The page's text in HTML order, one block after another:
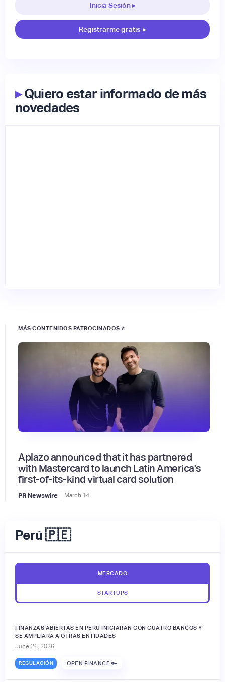
Inicia Sesión ▸
Registrarme gratis ▸
▸Quiero estar informado de más
novedades
MÁS CONTENIDOS PATROCINADOS ⭐
Aplazo announced that it has partnered
with Mastercard to launch Latin America's
first-of-its-kind virtual card solution
PR Newswire | March 14
Perú 🇵🇪
MERCADO
STARTUPS
FINANZAS ABIERTAS EN PERÚ INICIARÁN CON CUATRO BANCOS Y
SE AMPLIARÁ A OTRAS ENTIDADES
June 26, 2026
REGULACIÓN OPEN FINANCE 🔑